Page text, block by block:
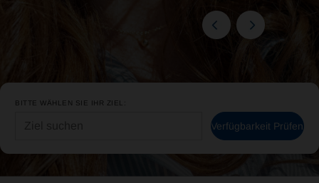
BITTE WÄHLEN SIE IHR ZIEL:
Verfügbarkeit Prüfen